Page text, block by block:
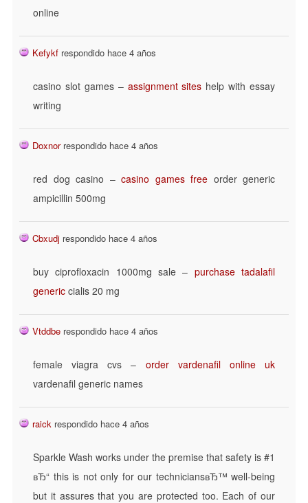
online
Kefykf respondido hace 4 años
casino slot games – assignment sites help with essay
writing
Doxnorrespondido hace 4 años
red dog casino – casino games free order generic
ampicillin 500mg
Cbxudj respondido hace 4 años
buy ciprofloxacin 1000mg sale – purchase tadalafil
generic cialis 20 mg
Vtddbe respondido hace 4 años
female viagra cvs – order vardenafil online uk
vardenafil generic names
raick respondido hace 4 años
Sparkle Wash works under the premise that safety is #1
вЂ“ this is not only for our techniciansвЂ™ well-being
but it assures that you are protected too. Each of our